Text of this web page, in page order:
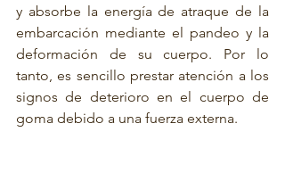
y absorbe la energía de atraque de la
embarcación mediante el pandeo y la
deformación de su cuerpo. Por lo
tanto, es sencillo prestar atención a los
signos de deterioro en el cuerpo de
goma debido a una fuerza externa.